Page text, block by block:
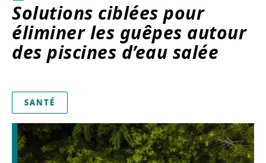
Solutions ciblées pour
éliminer les guêpes autour
des piscines d’eau salée
SANTÉ